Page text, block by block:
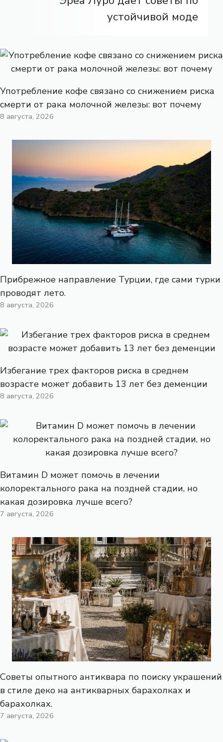
устойчивой моде
Употребление кофе связано со снижением риска
смерти от рака молочной железы: вот почему
8 августа, 2026
Прибрежное направление Турции, где сами турки
проводят лето.
8 августа, 2026
Избегание трех факторов риска в среднем
возрасте может добавить 13 лет без деменции
8 августа, 2026
Витамин D может помочь в лечении
колоректального рака на поздней стадии, но
какая дозировка лучше всего?
7 августа, 2026
Советы опытного антиквара по поиску украшений
в стиле деко на антикварных барахолках и
барахолках.
7 августа, 2026